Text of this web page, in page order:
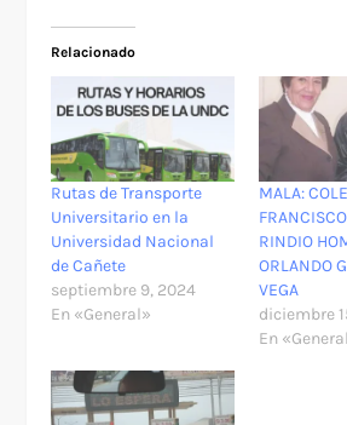
Relacionado
Rutas de Transporte
Universitario en la
Universidad Nacional
de Cañete
septiembre 9, 2024
En «General»
MALA:
RINDIO
ORLANDO
VEGA
diciembre
En